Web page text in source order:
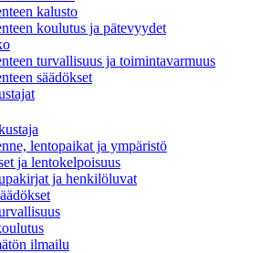
kalusto
koulutus ja pätevyydet
turvallisuus ja toimintavarmuus
säädökset
lentopaikat ja ympäristö
ja lentokelpoisuus
ja henkilöluvat
ilmailu